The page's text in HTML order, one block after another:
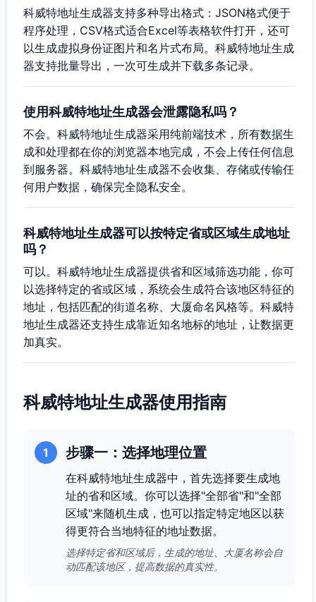
科威特地址生成器支持多种导出格式：JSON格式便于
程序处理，CSV格式适合Excel等表格软件打开，还可
以生成虚拟身份证图片和名片式布局。科威特地址生成
器支持批量导出，一次可生成并下载多条记录。
使用科威特地址生成器会泄露隐私吗？
不会。科威特地址生成器采用纯前端技术，所有数据生
成和处理都在你的浏览器本地完成，不会上传任何信息
到服务器。科威特地址生成器不会收集、存储或传输任
何用户数据，确保完全隐私安全。
科威特地址生成器可以按特定省或区域生成地址
吗？
可以。科威特地址生成器提供省和区域筛选功能，你可
以选择特定的省或区域，系统会生成符合该地区特征的
地址，包括匹配的街道名称、大厦命名风格等。科威特
地址生成器还支持生成靠近知名地标的地址，让数据更
加真实。
科威特地址生成器使用指南
1 步骤一：选择地理位置
在科威特地址生成器中，首先选择要生成地
址的省和区域。你可以选择"全部省"和"全部
区域"来随机生成，也可以指定特定地区以获
得更符合当地特征的地址数据。
选择特定省和区域后，生成的地址、大厦名称会自
动匹配该地区，提高数据的真实性。